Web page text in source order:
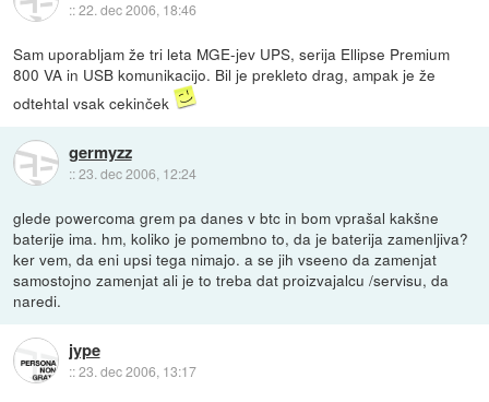
::22. dec 2006, 18:46
Sam uporabljam že tri leta MGE-jev UPS, serija Ellipse Premium
800 VA in USB komunikacijo. Bil je prekleto drag, ampak je že
odtehtal vsak cekinček
germyzz
::23. dec 2006, 12:24
glede powercoma grem pa danes v btc in bom vprašal kakšne
baterije ima. hm, koliko je pomembno to, da je baterija zamenljiva?
ker vem, da eni upsi tega nimajo. a se jih vseeno da zamenjat
samostojno zamenjat ali je to treba dat proizvajalcu /servisu, da
naredi.
jype
::23. dec 2006, 13:17